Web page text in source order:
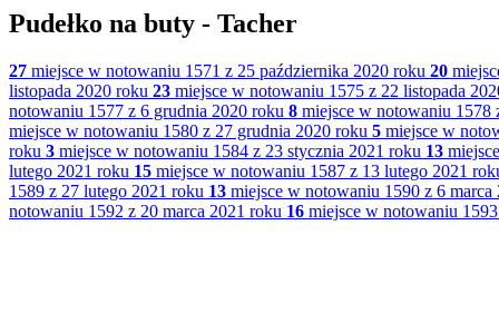
Pudełko na buty - Tacher
27 miejsce w notowaniu 1571 z 25 października 2020 roku 20
listopada 2020 roku 23 miejsce w notowaniu 1575 z 22 listopada
notowaniu 1577 z 6 grudnia 2020 roku 8 miejsce w notowaniu 1578
miejsce w notowaniu 1580 z 27 grudnia 2020 roku 5 miejsce w
roku 3 miejsce w notowaniu 1584 z 23 stycznia 2021 roku 13
lutego 2021 roku 15 miejsce w notowaniu 1587 z 13 lutego 2021
1589 z 27 lutego 2021 roku 13 miejsce w notowaniu 1590 z 6 marca
notowaniu 1592 z 20 marca 2021 roku 16 miejsce w notowaniu